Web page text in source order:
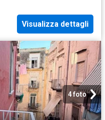
Visualizza dettagli
4 foto